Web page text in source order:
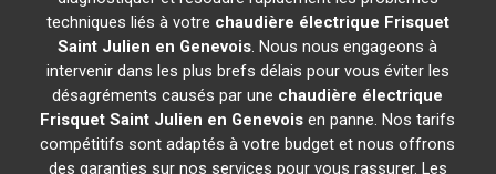
techniques liés à votre chaudière électrique Frisquet
Saint Julien en Genevois. Nous nous engageons à
intervenir dans les plus brefs délais pour vous éviter les
désagréments causés par une chaudière électrique
Frisquet Saint Julien en Genevois en panne. Nos tarifs
compétitifs sont adaptés à votre budget et nous offrons
des garanties sur nos services pour vous rassurer. Les